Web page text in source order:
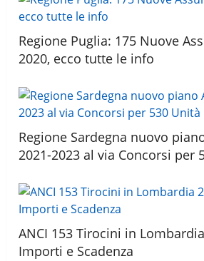
Regione Puglia: 175 Nuove
2020, ecco tutte le info
Regione Sardegna nuovo
2021-2023 al via Concorsi per
ANCI 153 Tirocini in
Importi e Scadenza